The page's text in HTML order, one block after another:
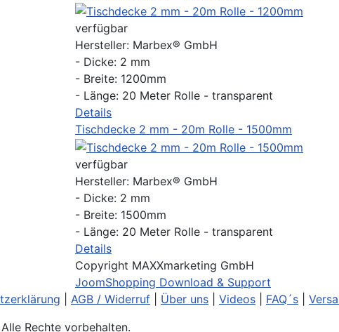
verfügbar
Hersteller: Marbex® GmbH
- Dicke: 2 mm
- Breite: 1200mm
- Länge: 20 Meter Rolle - transparent
Details
Tischdecke 2 mm - 20m Rolle - 1500mm
verfügbar
Hersteller: Marbex® GmbH
- Dicke: 2 mm
- Breite: 1500mm
- Länge: 20 Meter Rolle - transparent
Details
Copyright MAXXmarketing GmbH
JoomShopping Download & Support
AGB / Widerruf Über uns Videos FAQ´s
Rechte vorbehalten.